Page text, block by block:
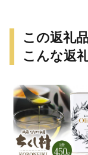
この返礼
こんな返